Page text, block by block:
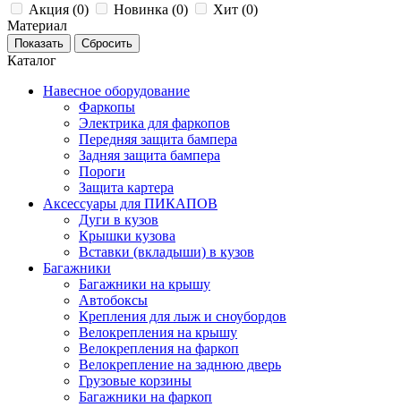
Акция (0) Новинка (0) Хит (0)
Материал
Каталог
Навесное оборудование
Фаркопы
Электрика для фаркопов
Передняя защита бампера
Задняя защита бампера
Пороги
Защита картера
Аксессуары для ПИКАПОВ
Дуги в кузов
Крышки кузова
Вставки (вкладыши) в кузов
Багажники
Багажники на крышу
Автобоксы
Крепления для лыж и сноубордов
Велокрепления на крышу
Велокрепления на фаркоп
Велокрепление на заднюю дверь
Грузовые корзины
Багажники на фаркоп